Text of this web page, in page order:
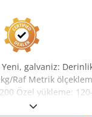
galvaniz:
Raf Metrik
Özel yükleme:
Kullanılan,